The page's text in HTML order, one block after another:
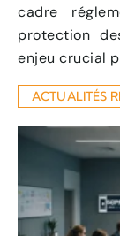
cadre
protection
enjeu crucial
ACTUALITÉS